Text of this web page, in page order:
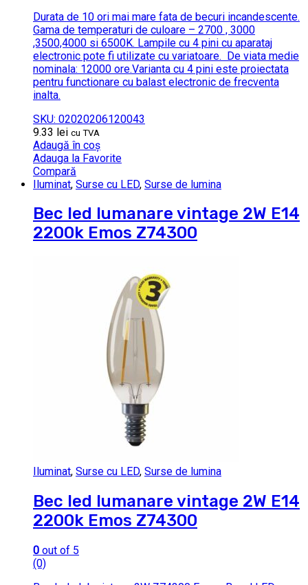
Durata de 10 ori mai mare fata de becuri incandescente.
Gama de temperaturi de culoare – 2700 , 3000
,3500,4000 si 6500K. Lampile cu 4 pini cu aparataj
electronic pote fi utilizate cu variatoare. De viata medie
nominala: 12000 ore.Varianta cu 4 pini este proiectata
pentru functionare cu balast electronic de frecventa
inalta.
SKU: 02020206120043
9.33 lei cu TVA
Adaugă în coș
Adauga la Favorite
Compară
Iluminat, Surse cu LED, Surse de lumina
Bec led lumanare vintage 2W E14
2200k Emos Z74300
Iluminat, Surse cu LED, Surse de lumina
Bec led lumanare vintage 2W E14
2200k Emos Z74300
0 out of 5
(0)